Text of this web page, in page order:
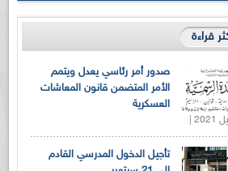
قراءة
صدور أمر رئاسي يعدل ويتمم
الأمر المتضمن قانون المعاشات
العسكرية
تأجيل الدخول المدرسي القادم